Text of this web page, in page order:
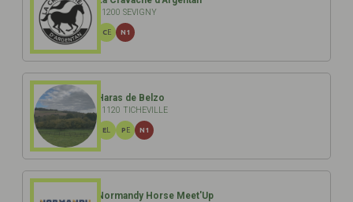
61200 SEVIGNY
CE N1
Haras de Belzo
61120 TICHEVILLE
EL PE N1
Normandy Horse Meet'Up